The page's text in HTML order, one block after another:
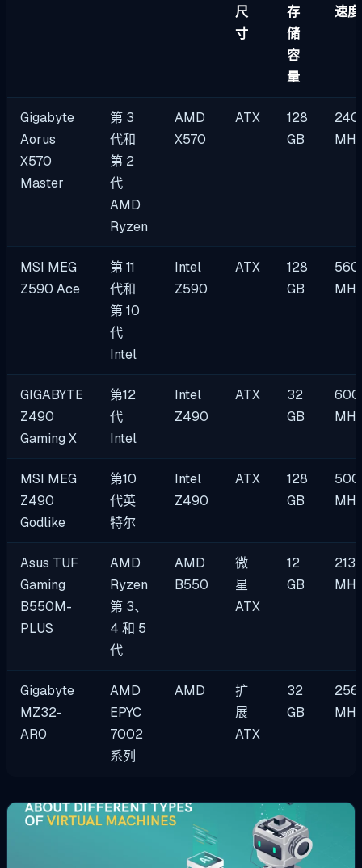
尺
寸
存
储
容
量
速
Gigabyte
Aorus
X570
Master
第 3
代和
第 2
代
AMD
Ryzen
AMD
X570
ATX
128
GB
MSI MEG
Z590 Ace
第 11
代和
第 10
代
Intel
Intel
Z590
ATX
128
GB
GIGABYTE
Z490
Gaming X
第12
代
Intel
Intel
Z490
ATX
32
GB
MSI MEG
Z490
Godlike
第10
代英
特尔
Intel
Z490
ATX
128
GB
Asus TUF
Gaming
B550M-
PLUS
AMD
Ryzen
第 3、
4 和 5
代
AMD
B550
微
星
ATX
12
GB
Gigabyte
MZ32-
AR0
AMD
EPYC
7002
系列
AMD
扩
展
ATX
32
GB